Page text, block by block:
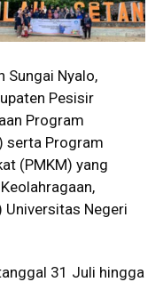
Sungai Nyalo,
Pesisir
Program
serta Program
(PMKM) yang
Universitas Negeri
31 Juli hingga